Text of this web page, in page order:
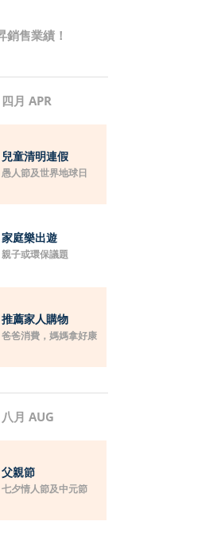
售業績！
四月 APR
兒童清明連假
愚人節及世界地球日
家庭樂出遊
親子或環保議題
推薦家人購物
爸爸消費，媽媽拿好康
八月 AUG
父親節
七夕情人節及中元節